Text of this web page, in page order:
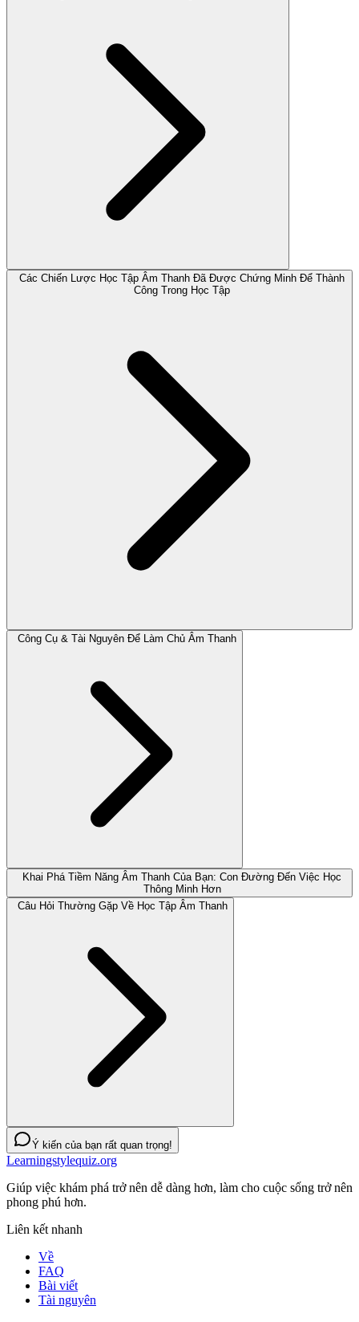
Các Chiến Lược Học Tập Âm Thanh Đã Được Chứng Minh Để Thành
Công Trong Học Tập
Công Cụ & Tài Nguyên Để Làm Chủ Âm Thanh
Khai Phá Tiềm Năng Âm Thanh Của Bạn: Con Đường Đến Việc Học
Thông Minh Hơn
Câu Hỏi Thường Gặp Về Học Tập Âm Thanh
Ý kiến của bạn rất quan trọng!
Learningstylequiz.org
Giúp việc khám phá trở nên dễ dàng hơn, làm cho cuộc sống trở nên
phong phú hơn.
Liên kết nhanh
Về
FAQ
Bài viết
Tài nguyên